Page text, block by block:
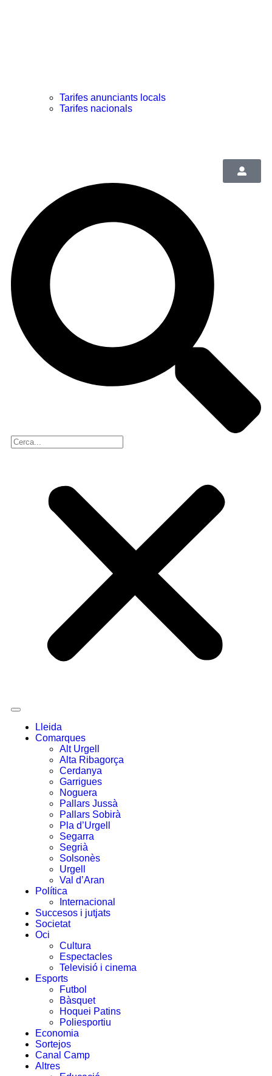
Tarifes anunciants locals
Tarifes nacionals
Lleida
Comarques
Alt Urgell
Alta Ribagorça
Cerdanya
Garrigues
Noguera
Pallars Jussà
Pallars Sobirà
Pla d’Urgell
Segarra
Segrià
Solsonès
Urgell
Val d’Aran
Política
Internacional
Succesos i jutjats
Societat
Oci
Cultura
Espectacles
Televisió i cinema
Esports
Futbol
Bàsquet
Hoquei Patins
Poliesportiu
Economia
Sortejos
Canal Camp
Altres